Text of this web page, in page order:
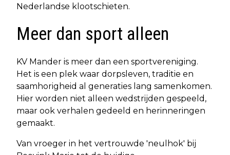
Nederlandse klootschieten.
Meer dan sport alleen
KV Mander is meer dan een sportvereniging.
Het is een plek waar dorpsleven, traditie en
saamhorigheid al generaties lang samenkomen.
Hier worden niet alleen wedstrijden gespeeld,
maar ook verhalen gedeeld en herinneringen
gemaakt.
Van vroeger in het vertrouwde 'neulhok' bij